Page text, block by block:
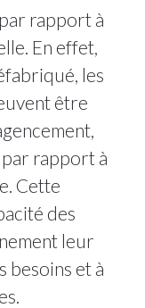
rapport à
En effet,
les
être
rapport à
Cette
des
leur
besoins et à